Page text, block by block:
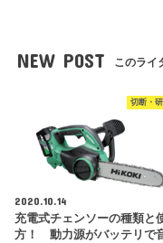
NEW POST このライ
切断・
2020.10.14
充電式チェンソーの種類と
方！ 動力源がバッテリで